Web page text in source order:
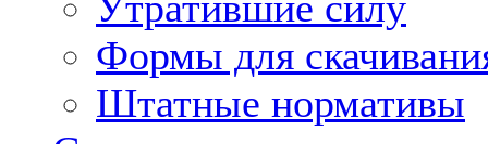
Формы для
Штатные нормативы